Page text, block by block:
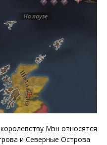
Мэн относятся
и Северные Острова